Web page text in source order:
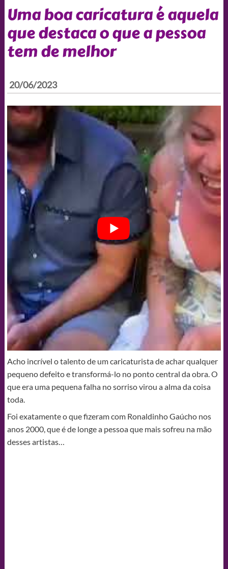
Uma boa caricatura é aquela
que destaca o que a pessoa
tem de melhor
20/06/2023
Acho incrível o talento de um caricaturista de achar qualquer
pequeno defeito e transformá-lo no ponto central da obra. O
que era uma pequena falha no sorriso virou a alma da coisa
toda.
Foi exatamente o que fizeram com Ronaldinho Gaúcho nos
anos 2000, que é de longe a pessoa que mais sofreu na mão
desses artistas…